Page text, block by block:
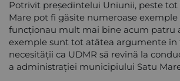
Potrivit președintelui Uniunii, peste
Mare pot fi găsite numeroase
funcționau mult mai bine acum patru
exemple sunt tot atâtea argumente în
necesității ca UDMR să revină la
a administrației municipiului Satu